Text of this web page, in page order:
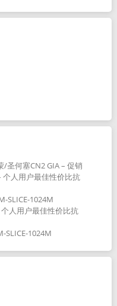
圣何塞CN2 GIA – 促销
人用户最佳性价比抗
SLICE-1024M
人用户最佳性价比抗
SLICE-1024M